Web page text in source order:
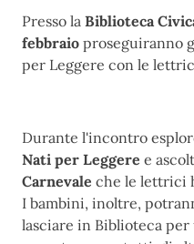
Presso la Biblioteca
febbraio proseguiranno
per Leggere con le
Durante l'incontro
Nati per Leggere e
Carnevale che le lettrici
I bambini, inoltre,
lasciare in Biblioteca